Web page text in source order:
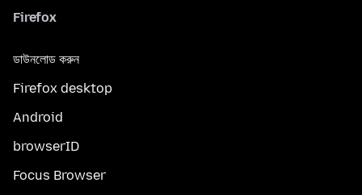
Firefox
ডাউনলোড করুন
Firefox desktop
Android
browserID
Focus Browser